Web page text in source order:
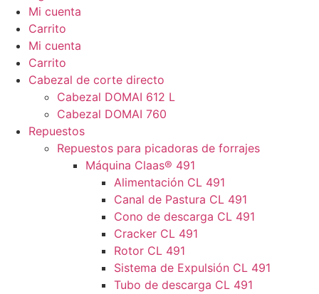
Mi cuenta
Carrito
Mi cuenta
Carrito
Cabezal de corte directo
Cabezal DOMAI 612 L
Cabezal DOMAI 760
Repuestos
Repuestos para picadoras de forrajes
Máquina Claas® 491
Alimentación CL 491
Canal de Pastura CL 491
Cono de descarga CL 491
Cracker CL 491
Rotor CL 491
Sistema de Expulsión CL 491
Tubo de descarga CL 491